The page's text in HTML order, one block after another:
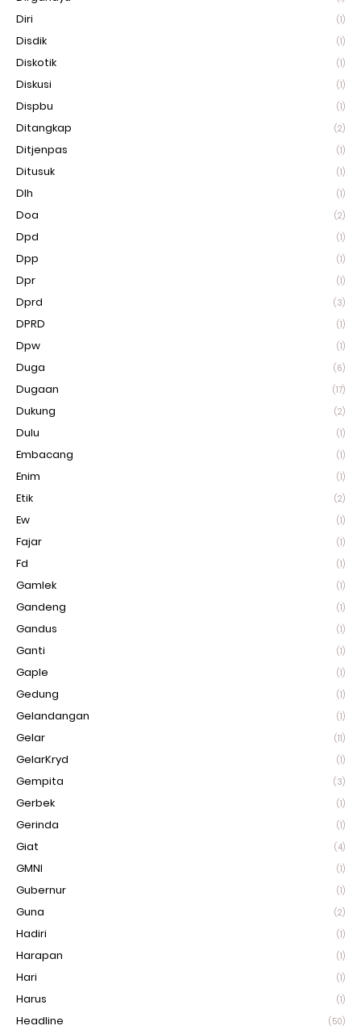
Diri (1)
Disdik (1)
Diskotik (1)
Diskusi (1)
Dispbu (1)
Ditangkap (2)
Ditjenpas (1)
Ditusuk (1)
Dlh (1)
Doa (2)
Dpd (1)
Dpp (1)
Dpr (1)
Dprd (3)
DPRD (1)
Dpw (1)
Duga (6)
Dugaan (17)
Dukung (2)
Dulu (1)
Embacang (1)
Enim (1)
Etik (2)
Ew (1)
Fajar (1)
Fd (1)
Gamlek (1)
Gandeng (1)
Gandus (1)
Ganti (1)
Gaple (1)
Gedung (1)
Gelandangan (1)
Gelar (11)
GelarKryd (1)
Gempita (3)
Gerbek (1)
Gerinda (1)
Giat (4)
GMNI (1)
Gubernur (1)
Guna (2)
Hadiri (1)
Harapan (1)
Hari (1)
Harus (1)
Headline (50)